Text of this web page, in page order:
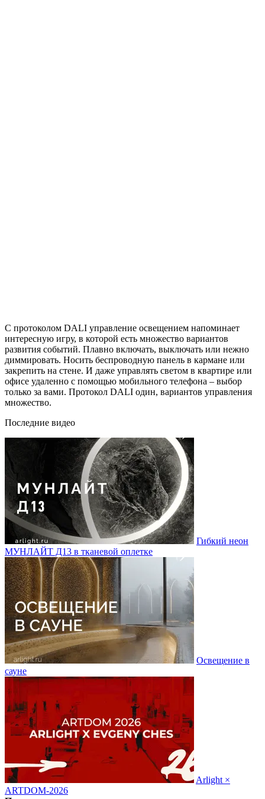
С протоколом DALI управление освещением напоминает
интересную игру, в которой есть множество вариантов
развития событий. Плавно включать, выключать или нежно
диммировать. Носить беспроводную панель в кармане или
закрепить на стене. И даже управлять светом в квартире или
офисе удаленно с помощью мобильного телефона – выбор
только за вами. Протокол DALI один, вариантов управления
множество.
Последние видео
Гибкий неон
МУНЛАЙТ Д13 в тканевой оплетке
Освещение в
сауне
Arlight ×
ARTDOM-2026